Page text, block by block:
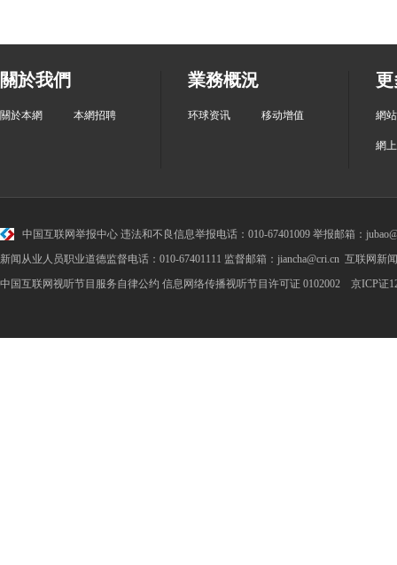
關於我們
關於本網 本網招聘
業務概況
环球资讯 移动增值 網
網
中国互联网举报中心 违法和不良信息举报电话：010-67401009 举报邮箱：
新闻从业人员职业道德监督电话：010-67401111 监督邮箱：jiancha@cri.cn 互联网新
中国互联网视听节目服务自律公约 信息网络传播视听节目许可证 0102002 京ICP